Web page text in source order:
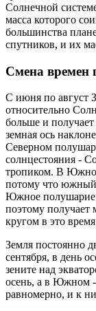
Солнечной
масса которого
большинства
спутников, и их
Смена времен
С июня по август
относительно
больше и
земная ось
Северном
солнцестояния -
тропиком. В
потому что южный
Южное полушарие
поэтому
кругом в это
Земля постоянно
сентября, в день
зените над
осень, а в Южном
равномерно, и к